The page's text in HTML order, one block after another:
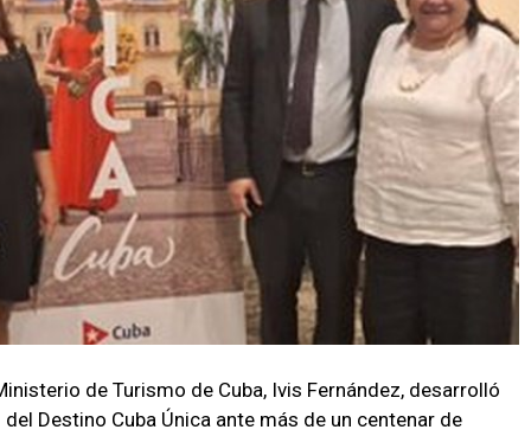
de Turismo de Cuba, Ivis Fernández, desarrolló
Destino Cuba Única ante más de un centenar de